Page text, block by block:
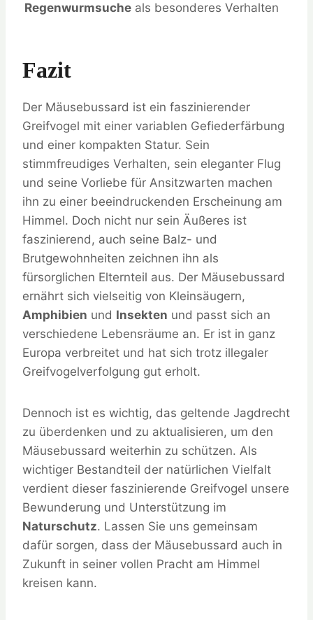
Regenwurmsuche als besonderes Verhalten
Fazit
Der Mäusebussard ist ein faszinierender
Greifvogel mit einer variablen Gefiederfärbung
und einer kompakten Statur. Sein
stimmfreudiges Verhalten, sein eleganter Flug
und seine Vorliebe für Ansitzwarten machen
ihn zu einer beeindruckenden Erscheinung am
Himmel. Doch nicht nur sein Äußeres ist
faszinierend, auch seine Balz- und
Brutgewohnheiten zeichnen ihn als
fürsorglichen Elternteil aus. Der Mäusebussard
ernährt sich vielseitig von Kleinsäugern,
Amphibien und Insekten und passt sich an
verschiedene Lebensräume an. Er ist in ganz
Europa verbreitet und hat sich trotz illegaler
Greifvogelverfolgung gut erholt.
Dennoch ist es wichtig, das geltende Jagdrecht
zu überdenken und zu aktualisieren, um den
Mäusebussard weiterhin zu schützen. Als
wichtiger Bestandteil der natürlichen Vielfalt
verdient dieser faszinierende Greifvogel unsere
Bewunderung und Unterstützung im
Naturschutz. Lassen Sie uns gemeinsam
dafür sorgen, dass der Mäusebussard auch in
Zukunft in seiner vollen Pracht am Himmel
kreisen kann.